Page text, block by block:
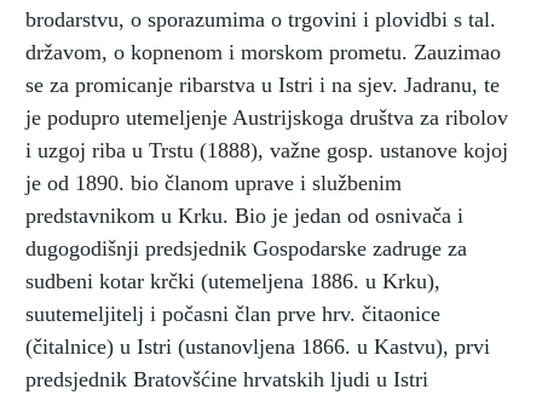
brodarstvu, o sporazumima o trgovini i plovidbi s tal.
državom, o kopnenom i morskom prometu. Zauzimao
se za promicanje ribarstva u Istri i na sjev. Jadranu, te
je podupro utemeljenje Austrijskoga društva za ribolov
i uzgoj riba u Trstu (1888), važne gosp. ustanove kojoj
je od 1890. bio članom uprave i službenim
predstavnikom u Krku. Bio je jedan od osnivača i
dugogodišnji predsjednik Gospodarske zadruge za
sudbeni kotar krčki (utemeljena 1886. u Krku),
suutemeljitelj i počasni član prve hrv. čitaonice
(čitalnice) u Istri (ustanovljena 1866. u Kastvu), prvi
predsjednik Bratovšćine hrvatskih ljudi u Istri